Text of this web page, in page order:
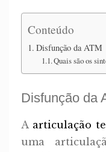
Conteúdo
Disfunção da ATM
Quais são os
Disfunção da
A articulação
uma